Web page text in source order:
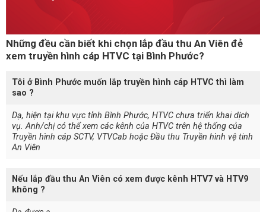
Những đều cần biết khi chọn lắp đầu thu An Viên đẻ
xem truyền hình cáp HTVC tại Bình Phước?
Tôi ở Bình Phước muốn lắp truyền hình cáp HTVC thì làm
sao ?
Dạ, hiện tại khu vực tỉnh Bình Phước, HTVC chưa triển khai dịch
vụ. Anh/chị có thể xem các kênh của HTVC trên hệ thống của
Truyền hình cáp SCTV, VTVCab hoặc Đầu thu Truyền hình vệ tinh
An Viên
Nếu lắp đầu thu An Viên có xem được kênh HTV7 và HTV9
không ?